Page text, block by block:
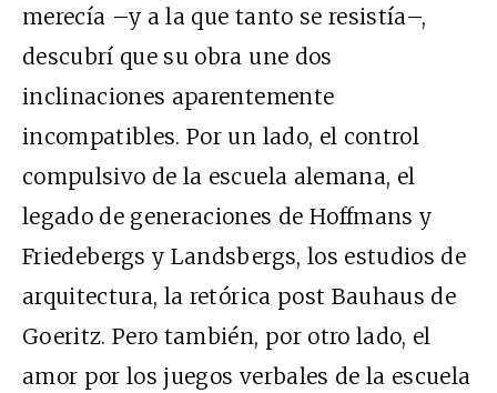
merecía –y a la que tanto se resistía–,
descubrí que su obra une dos
inclinaciones aparentemente
incompatibles. Por un lado, el control
compulsivo de la escuela alemana, el
legado de generaciones de Hoffmans y
Friedebergs y Landsbergs, los estudios de
arquitectura, la retórica post Bauhaus de
Goeritz. Pero también, por otro lado, el
amor por los juegos verbales de la escuela